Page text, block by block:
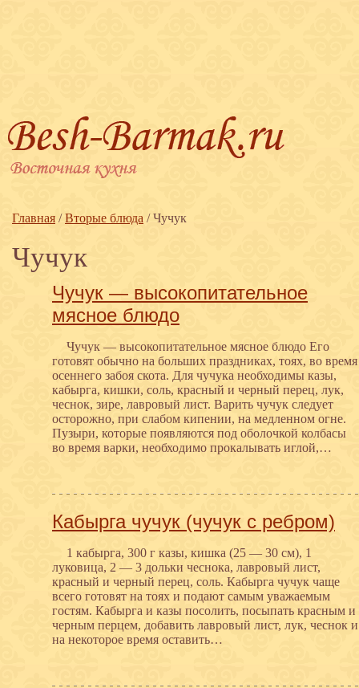
Главная /Вторые блюда /Чучук
Чучук
Чучук — высокопитательное
мясное блюдо
Чучук — высокопитательное мясное блюдо Его
готовят обычно на больших праздниках, тоях, во время
осеннего забоя скота. Для чучука необходимы казы,
кабырга, кишки, соль, красный и черный перец, лук,
чеснок, зире, лавровый лист. Варить чучук следует
осторожно, при слабом кипении, на медленном огне.
Пузыри, которые появляются под оболочкой колбасы
во время варки, необходимо прокалывать иглой,…
Кабырга чучук (чучук с ребром)
1 кабырга, 300 г казы, кишка (25 — 30 см), 1
луковица, 2 — 3 дольки чеснока, лавровый лист,
красный и черный перец, соль. Кабырга чучук чаще
всего готовят на тоях и подают самым уважаемым
гостям. Кабырга и казы посолить, посыпать красным и
черным перцем, добавить лавровый лист, лук, чеснок и
на некоторое время оставить…